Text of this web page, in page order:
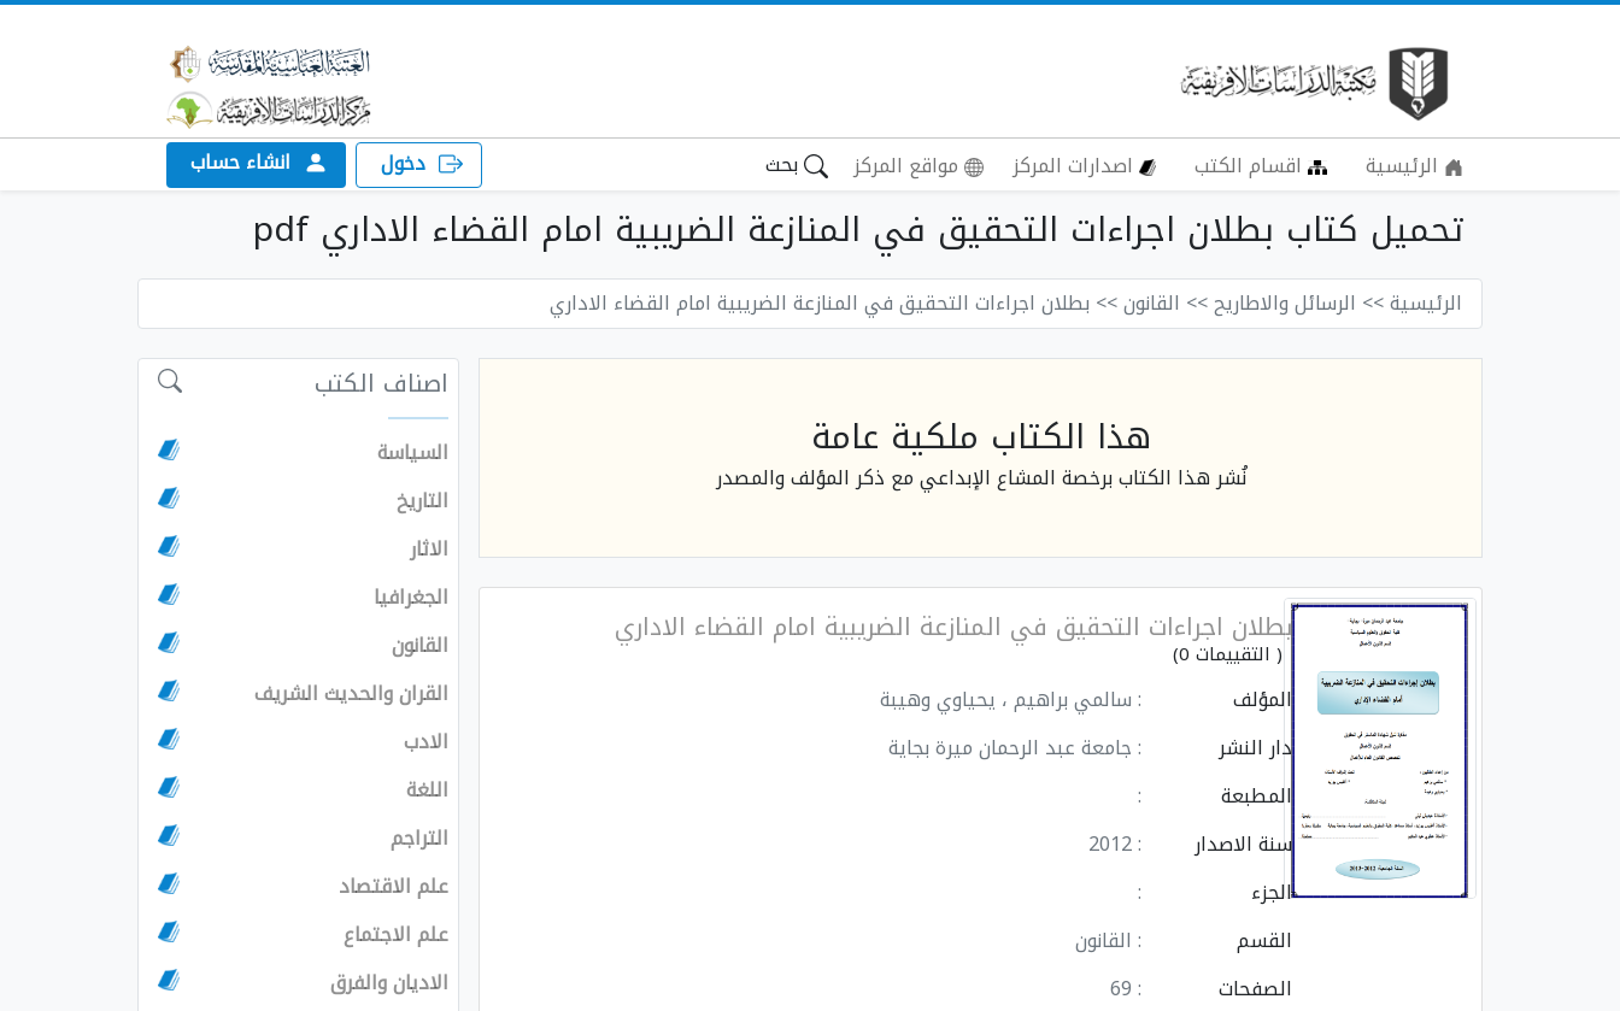
الرئيسية اقسام الكتب اصدارات المركز مواقع المركز بحث دخول انشاء حساب
تحميل كتاب بطلان اجراءات التحقيق في المنازعة الضريبية امام القضاء الاداري pdf
الرئيسية>> الرسائل والاطاريح>> القانون>> بطلان اجراءات التحقيق في المنازعة الضريبية امام القضاء الاداري
هذا الكتاب ملكية عامة
نُشر هذا الكتاب برخصة المشاع الإبداعي مع ذكر المؤلف والمصدر
بطلان اجراءات التحقيق في المنازعة الضريبية امام القضاء الاداري
( التقييمات 0)
المؤلف
: سالمي براهيم ، يحياوي وهيبة
دار النشر
: جامعة عبد الرحمان ميرة بجاية
المطبعة
:
سنة الاصدار
: 2012
الجزء
:
القسم
: القانون
الصفحات
: 69
اصناف الكتب
السياسة
التاريخ
الاثار
الجغرافيا
القانون
القران والحديث الشريف
الادب
اللغة
التراجم
علم الاقتصاد
علم الاجتماع
الاديان والفرق